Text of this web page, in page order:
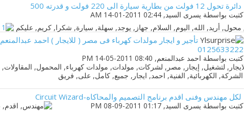
دائرة تحول 12 فولت من بطارية سيارة الى 220 فولت و قدرته 500
كتبت بواسطة يسرى السيد‏, 14-01-2011 02:44 AM
تأجير و ايجار مولدات كهرباء فى مصر ( للايجار ) احمد عبدالمنعم
0125633222
كتبت بواسطة احمد عبدالمنعم‏, 14-05-2011 08:40 PM
لكل مهندس وفنى اقدم برنامج التصميم والمحاكاه-Circuit Wizard
كتبت بواسطة يسرى السيد‏, 08-09-2011 01:17 PM